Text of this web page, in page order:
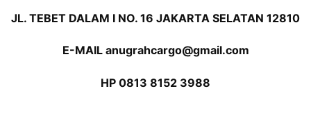
JL. TEBET DALAM I NO. 16 JAKARTA SELATAN 12810
E-MAIL anugrahcargo@gmail.com
HP 0813 8152 3988